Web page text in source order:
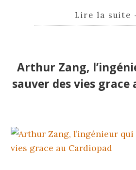
Lire la suite
Arthur Zang,
sauver des vies grace